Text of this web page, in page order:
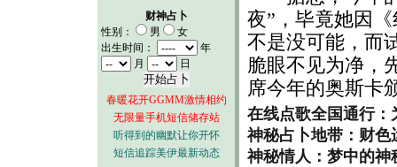
财神占卜
性别：
男
女
出生时间：
年
月
日
春暖花开GGMM激情相约
无限量手机短信储存站
听得到的幽默让你开怀
短信追踪美伊最新动态
夜”，毕竟她因
不是没可能，而
脆眼不见为净，
席今年的奥斯卡
在线点歌全国通行
神秘占卜地带：财色
神秘情人：梦中的